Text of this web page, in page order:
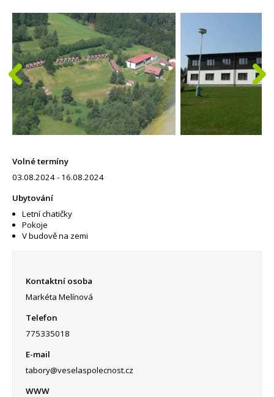
Volné termíny
03.08.2024 - 16.08.2024
Ubytování
Letní chatičky
Pokoje
V budově na zemi
Kontaktní osoba
Markéta Melínová
Telefon
775335018
E-mail
tabory@veselaspolecnost.cz
WWW